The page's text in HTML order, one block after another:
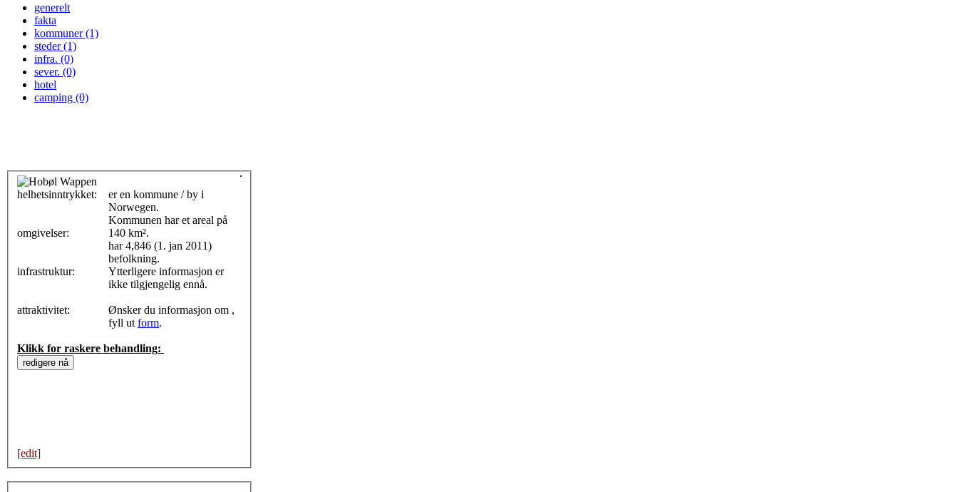
generelt
fakta
kommuner (1)
steder (1)
infra. (0)
sever. (0)
hotel
camping (0)
helhetsinntrykket:
omgivelser:
infrastruktur:
attraktivitet:
er en kommune / by i
Norwegen.
Kommunen har et areal på
140 km².
har 4,846 (1. jan 2011)
befolkning.
Ytterligere informasjon er
ikke tilgjengelig ennå.
Ønsker du informasjon om ,
fyll ut form.
Klikk for raskere behandling:
[edit]